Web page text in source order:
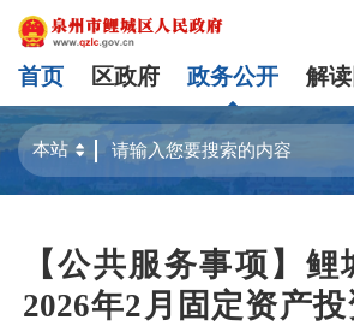
首页 区政府 政务公开 解
【公共服务事项】
2026年2月固定资产